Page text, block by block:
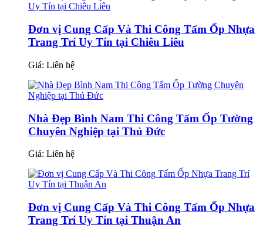
Đơn vị Cung Cấp Và Thi Công Tấm Ốp Nhựa
Trang Trí Uy Tín tại Chiêu Liêu
Giá: Liên hệ
Nhà Đẹp Bình Nam Thi Công Tấm Ốp Tường
Chuyên Nghiệp tại Thủ Đức
Giá: Liên hệ
Đơn vị Cung Cấp Và Thi Công Tấm Ốp Nhựa
Trang Trí Uy Tín tại Thuận An